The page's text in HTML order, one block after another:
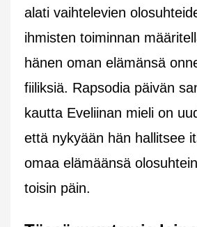
alati vaihtelevien
ihmisten toiminnan
hänen oman elämänsä
fiiliksiä. Rapsodia päivän
kautta Eveliinan mieli on
että nykyään hän hallitsee
omaa elämäänsä
toisin päin.